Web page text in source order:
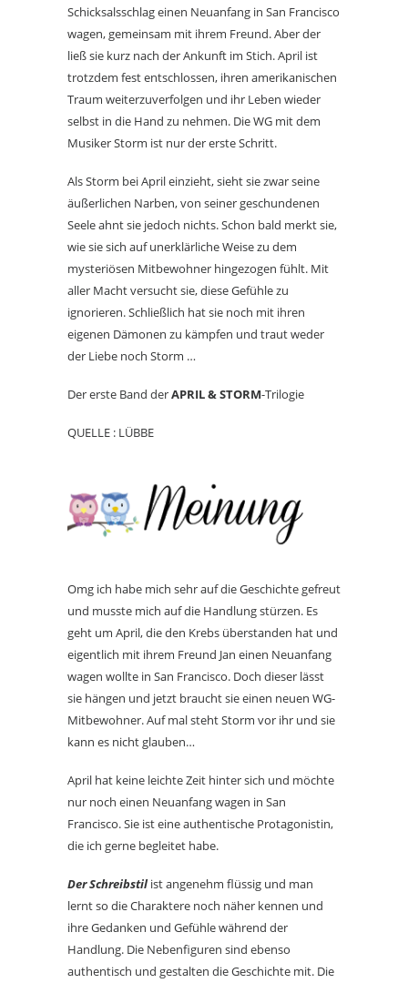
Schicksalsschlag einen Neuanfang in San Francisco
wagen, gemeinsam mit ihrem Freund. Aber der
ließ sie kurz nach der Ankunft im Stich. April ist
trotzdem fest entschlossen, ihren amerikanischen
Traum weiterzuverfolgen und ihr Leben wieder
selbst in die Hand zu nehmen. Die WG mit dem
Musiker Storm ist nur der erste Schritt.
Als Storm bei April einzieht, sieht sie zwar seine
äußerlichen Narben, von seiner geschundenen
Seele ahnt sie jedoch nichts. Schon bald merkt sie,
wie sie sich auf unerklärliche Weise zu dem
mysteriösen Mitbewohner hingezogen fühlt. Mit
aller Macht versucht sie, diese Gefühle zu
ignorieren. Schließlich hat sie noch mit ihren
eigenen Dämonen zu kämpfen und traut weder
der Liebe noch Storm …
Der erste Band derAPRIL & STORM-Trilogie
QUELLE : LÜBBE
Omg ich habe mich sehr auf die Geschichte gefreut
und musste mich auf die Handlung stürzen. Es
geht um April, die den Krebs überstanden hat und
eigentlich mit ihrem Freund Jan einen Neuanfang
wagen wollte in San Francisco. Doch dieser lässt
sie hängen und jetzt braucht sie einen neuen WG-
Mitbewohner. Auf mal steht Storm vor ihr und sie
kann es nicht glauben…
April hat keine leichte Zeit hinter sich und möchte
nur noch einen Neuanfang wagen in San
Francisco. Sie ist eine authentische Protagonistin,
die ich gerne begleitet habe.
Der Schreibstil ist angenehm flüssig und man
lernt so die Charaktere noch näher kennen und
ihre Gedanken und Gefühle während der
Handlung. Die Nebenfiguren sind ebenso
authentisch und gestalten die Geschichte mit. Die